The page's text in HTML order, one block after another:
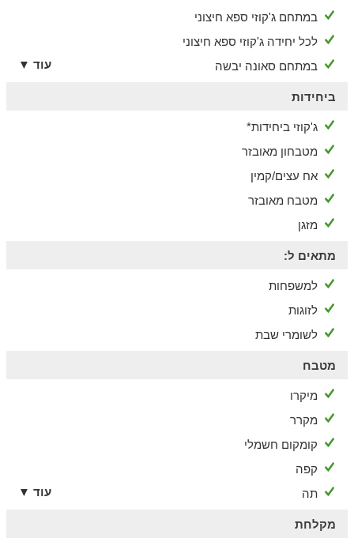
במתחם ג'קוזי ספא חיצוני
לכל יחידה ג'קוזי ספא חיצוני
במתחם סאונה יבשה
עוד ▼
ביחידות
ג'קוזי ביחידות*
מטבחון מאובזר
אח עצים/קמין
מטבח מאובזר
מזגן
מתאים ל:
למשפחות
לזוגות
לשומרי שבת
מטבח
מיקרו
מקרר
קומקום חשמלי
קפה
תה
עוד ▼
מקלחת